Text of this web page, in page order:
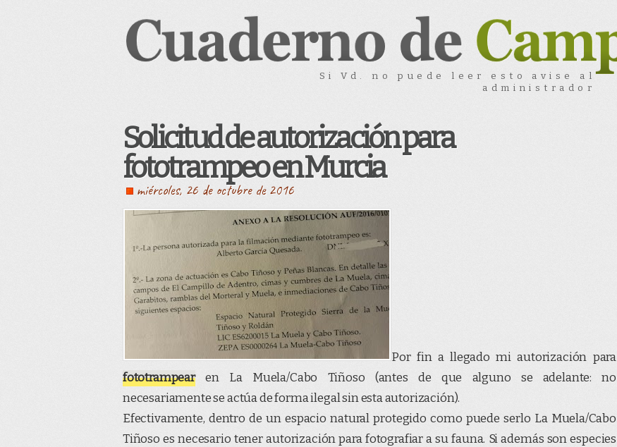
Si Vd. no puede leer esto avise al
administrador
Solicitud de autorización para
fototrampeo en Murcia
miércoles, 26 de octubre de 2016
Por fin a llegado mi autorización para
fototrampearen La Muela/Cabo Tiñoso (antes de que alguno se adelante: no
necesariamente se actúa de forma ilegal sin esta autorización).
Efectivamente, dentro de un espacio natural protegido como puede serlo La Muela/Cabo
Tiñoso es necesario tener autorización para fotografiar a su fauna. Si además son especies